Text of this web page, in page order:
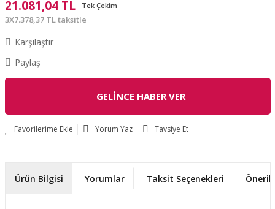
21.081,04 TL Tek Çekim
3X7.378,37 TL taksitle
Karşılaştır
Paylaş
GELİNCE HABER VER
Yorum Yaz Tavsiye Et
Ürün Bilgisi Yorumlar Taksit Seçenekleri